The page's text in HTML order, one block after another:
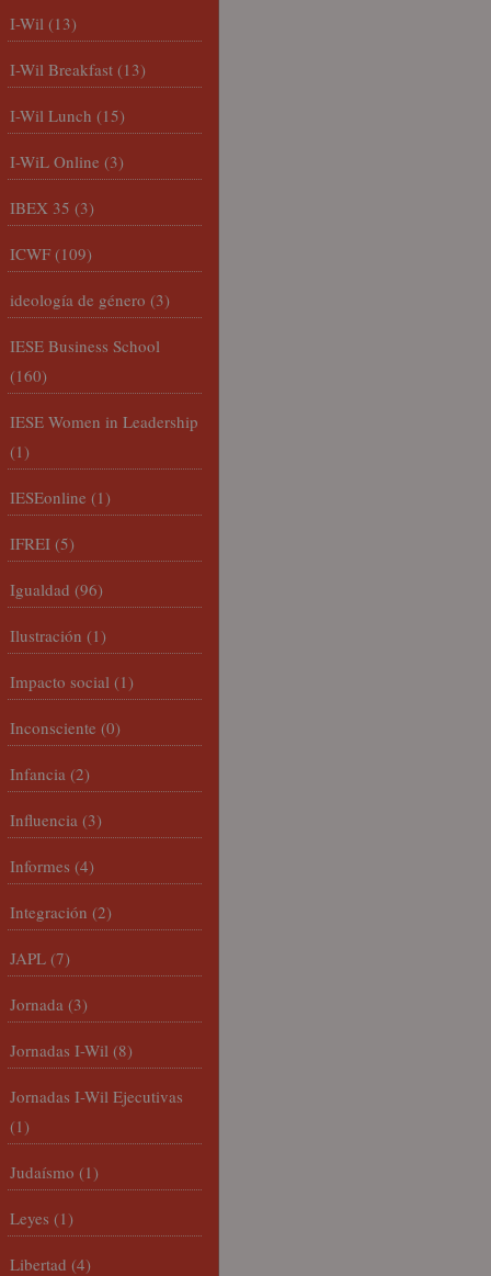
I-Wil (13)
I-Wil Breakfast (13)
I-Wil Lunch (15)
I-WiL Online (3)
IBEX 35 (3)
ICWF (109)
ideología de género (3)
IESE Business School
(160)
IESE Women in Leadership
(1)
IESEonline (1)
IFREI (5)
Igualdad (96)
Ilustración (1)
Impacto social (1)
Inconsciente (0)
Infancia (2)
Influencia (3)
Informes (4)
Integración (2)
JAPL (7)
Jornada (3)
Jornadas I-Wil (8)
Jornadas I-Wil Ejecutivas
(1)
Judaísmo (1)
Leyes (1)
Libertad (4)